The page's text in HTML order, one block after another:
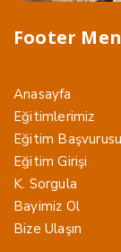
Footer
Anasayfa
Eğitimlerimiz
Eğitim Başvurusu
Eğitim Girişi
K. Sorgula
Bayimiz Ol
Bize Ulaşın